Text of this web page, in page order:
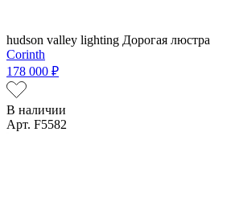
hudson valley lighting Дорогая люстра
Corinth
178 000 ₽
В наличии
Арт. F5582